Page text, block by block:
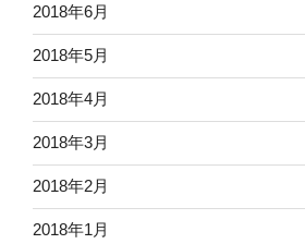
2018年6月
2018年5月
2018年4月
2018年3月
2018年2月
2018年1月